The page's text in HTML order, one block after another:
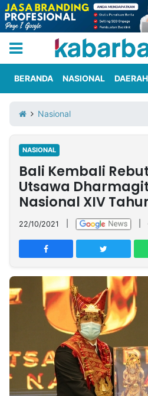
Iklan
Berita
Kami
Nasional
International
Olahraga
Entertainment
Daerah
Pariwisata
Kuliner
Kolom
Network
PT
TREETAN
INDONESIA
Insight
NTB
Suara
Time
Lens
IDN
Daily
Jogja
Jalan
Rakyat
Idealita
News
Kita
Notice
Dinamikapost.com
Radar
Baru
Seedbacklink
Follow
BERANDA NASIONAL DAERAH
Nasional
NASIONAL
Bali Kembali
Utsawa
Nasional XIV
22/10/2021